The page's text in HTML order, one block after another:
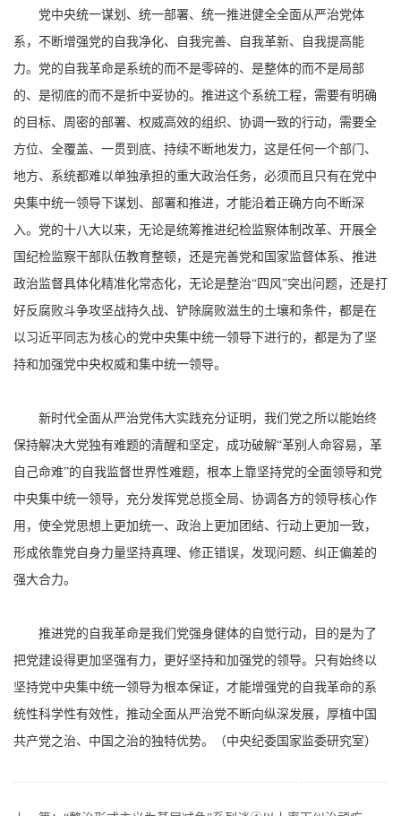
党中央统一谋划、统一部署、统一推进健全全面从严治党体
系，不断增强党的自我净化、自我完善、自我革新、自我提高能
力。党的自我革命是系统的而不是零碎的、是整体的而不是局部
的、是彻底的而不是折中妥协的。推进这个系统工程，需要有明确
的目标、周密的部署、权威高效的组织、协调一致的行动，需要全
方位、全覆盖、一贯到底、持续不断地发力，这是任何一个部门、
地方、系统都难以单独承担的重大政治任务，必须而且只有在党中
央集中统一领导下谋划、部署和推进，才能沿着正确方向不断深
入。党的十八大以来，无论是统筹推进纪检监察体制改革、开展全
国纪检监察干部队伍教育整顿，还是完善党和国家监督体系、推进
政治监督具体化精准化常态化，无论是整治“四风”突出问题，还是打
好反腐败斗争攻坚战持久战、铲除腐败滋生的土壤和条件，都是在
以习近平同志为核心的党中央集中统一领导下进行的，都是为了坚
持和加强党中央权威和集中统一领导。
新时代全面从严治党伟大实践充分证明，我们党之所以能始终
保持解决大党独有难题的清醒和坚定，成功破解“革别人命容易，革
自己命难”的自我监督世界性难题，根本上靠坚持党的全面领导和党
中央集中统一领导，充分发挥党总揽全局、协调各方的领导核心作
用，使全党思想上更加统一、政治上更加团结、行动上更加一致，
形成依靠党自身力量坚持真理、修正错误，发现问题、纠正偏差的
强大合力。
推进党的自我革命是我们党强身健体的自觉行动，目的是为了
把党建设得更加坚强有力，更好坚持和加强党的领导。只有始终以
坚持党中央集中统一领导为根本保证，才能增强党的自我革命的系
统性科学性有效性，推动全面从严治党不断向纵深发展，厚植中国
共产党之治、中国之治的独特优势。（中央纪委国家监委研究室）